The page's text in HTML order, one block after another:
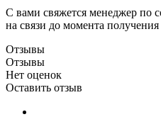
С вами свяжется менеджер по
на связи до момента получения
Отзывы
Отзывы
Нет оценок
Оставить отзыв